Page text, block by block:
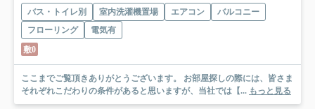
バス・トイレ別 室内洗濯機置場 エアコン
バルコニー
フローリング
電気有
敷0
ここまでご覧頂きありがとうございます。 お部屋探しの際には、皆さま
それぞれこだわりの条件があると思いますが、当社では【... もっと見る